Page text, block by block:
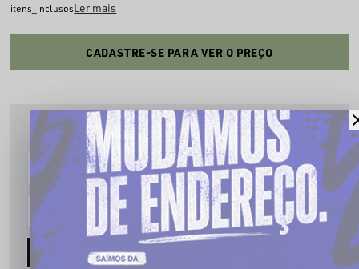
itens_inclusosLer mais
CADASTRE-SE PARA VER O PREÇO
PRODUTO INDISPONÍVEL
Cadastre seu email que te avisaremos quando estiver disponível: